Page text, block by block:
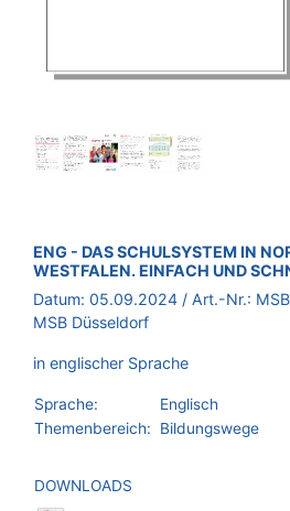
BROSCHÜRE:
ENG - DAS SCHULSYSTEM IN
WESTFALEN. EINFACH UND
Datum: 05.09.2024 / Art.-Nr.:
MSB Düsseldorf
in englischer Sprache
Sprache:
Englisch
Themenbereich:
Bildungswege
DOWNLOADS